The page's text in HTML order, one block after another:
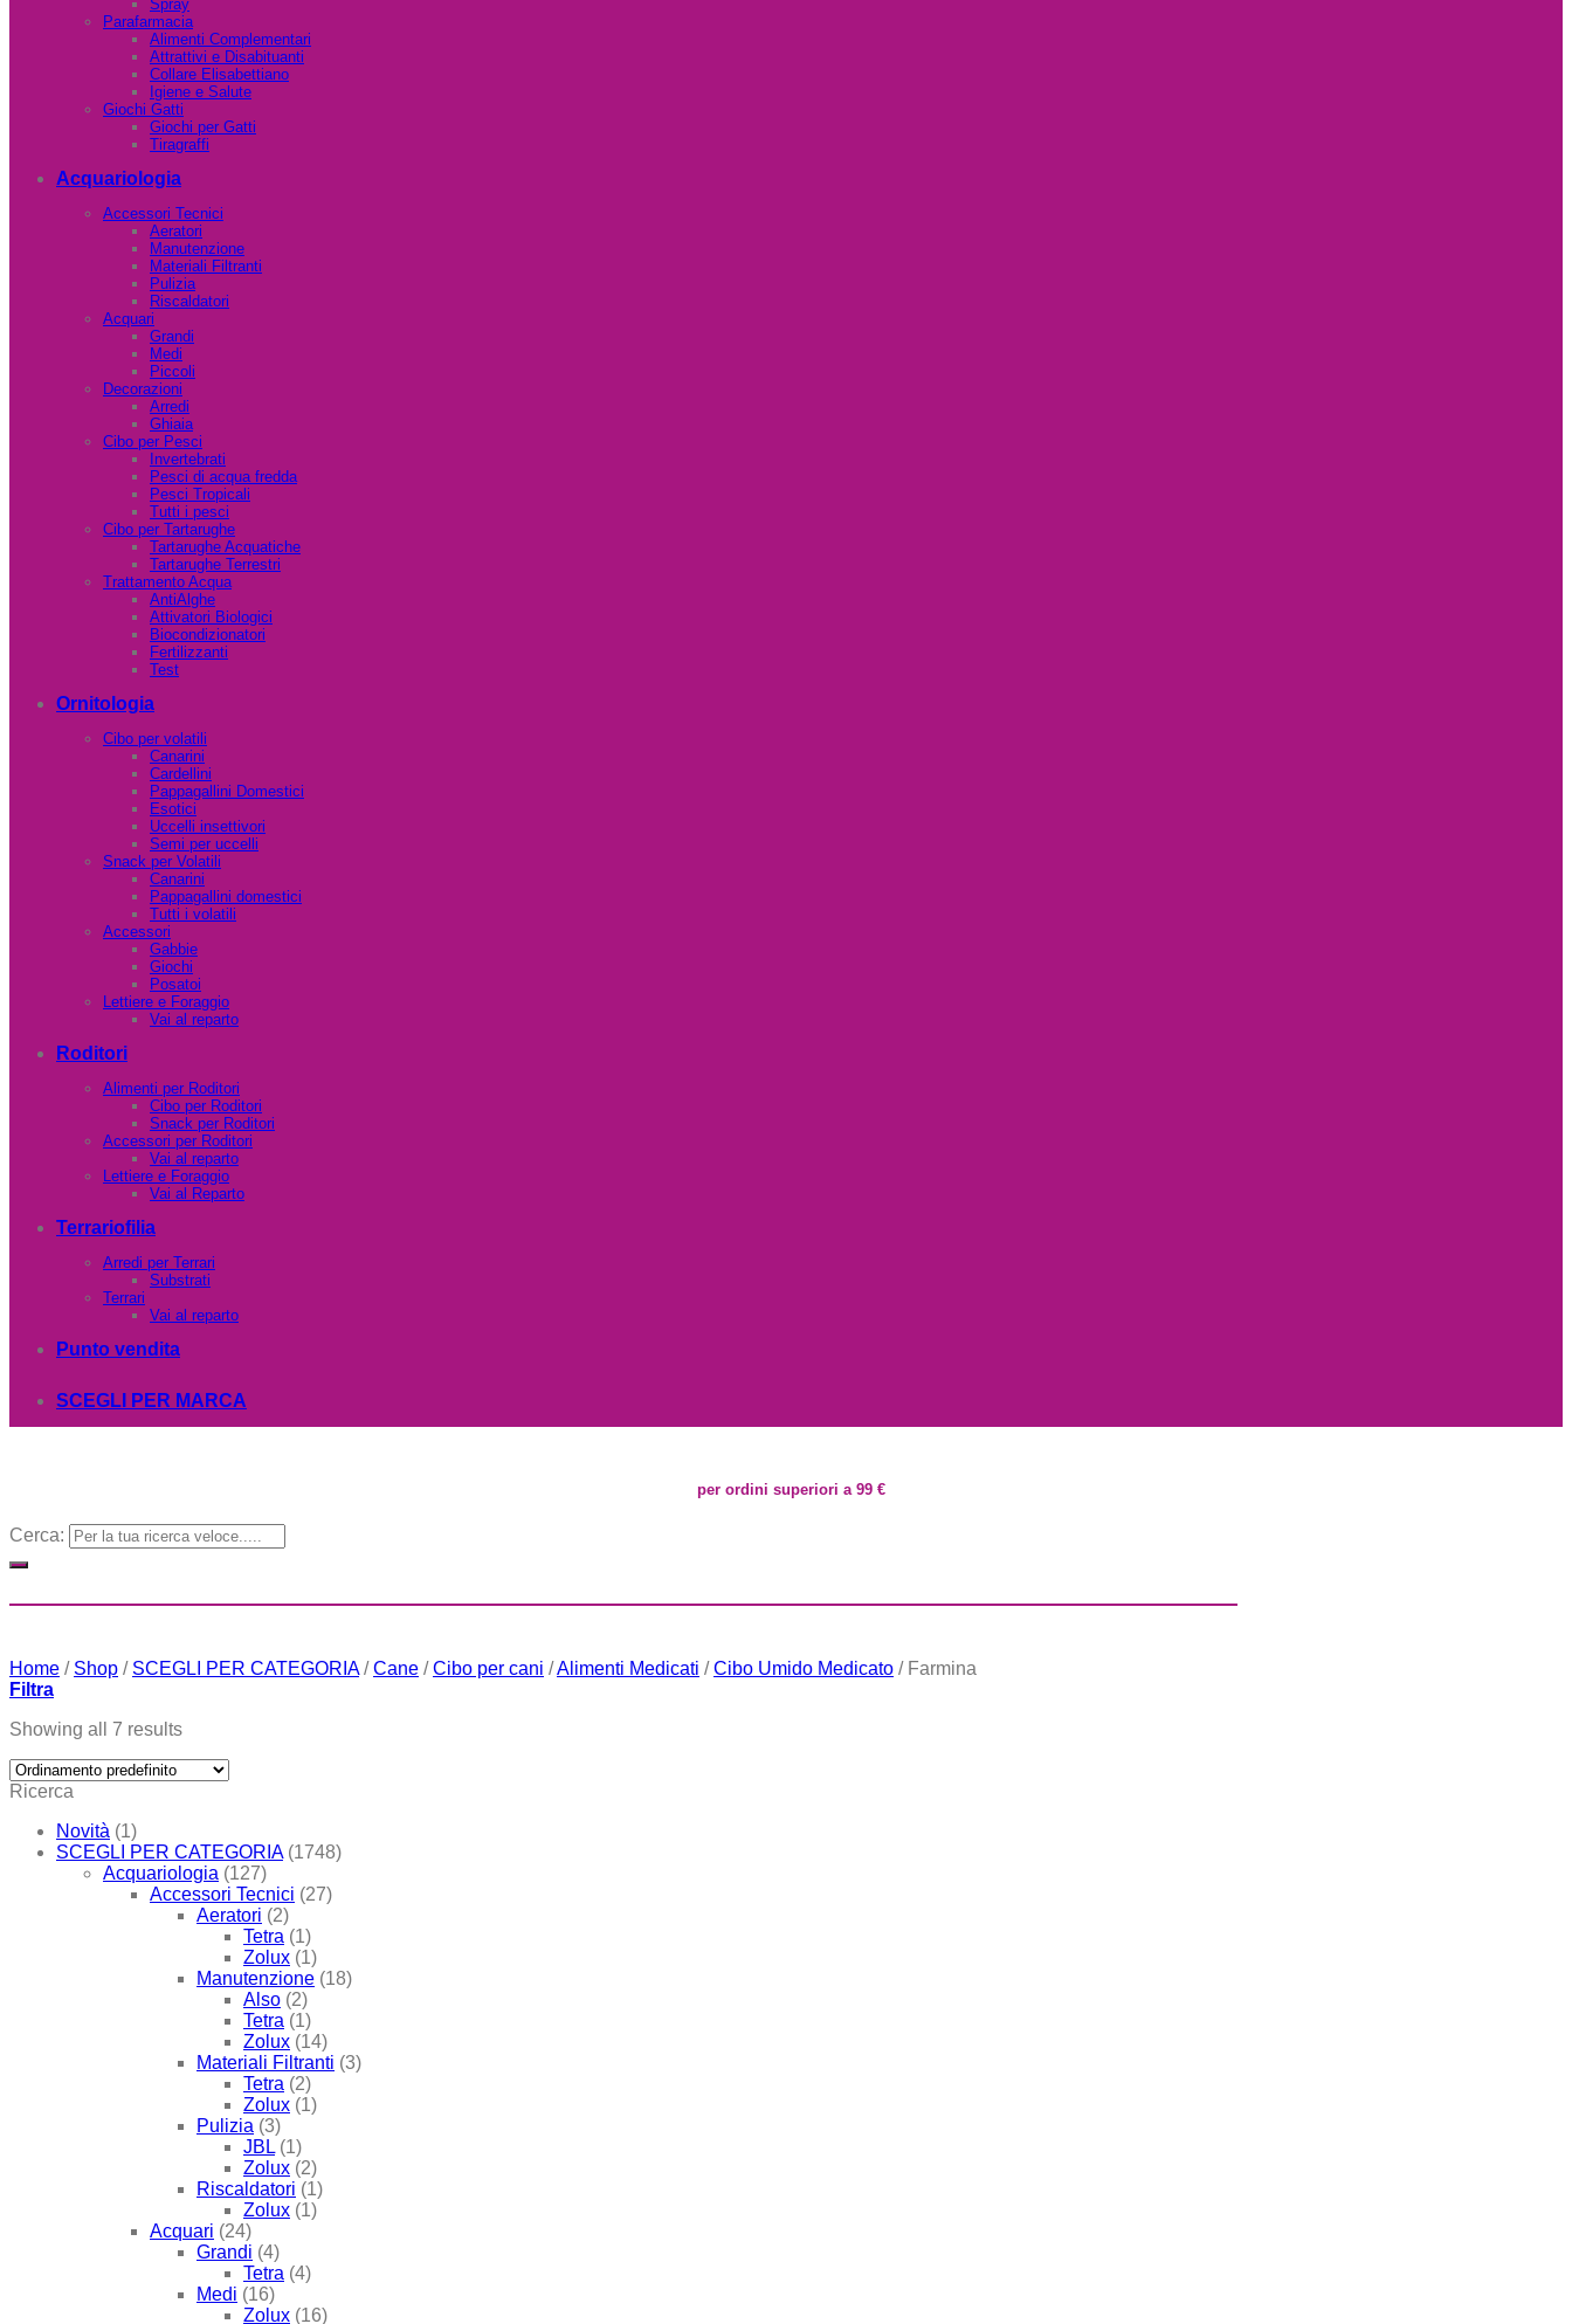
Spray
Parafarmacia
Alimenti Complementari
Attrattivi e Disabituanti
Collare Elisabettiano
Igiene e Salute
Giochi Gatti
Giochi per Gatti
Tiragraffi
Acquariologia
Accessori Tecnici
Aeratori
Manutenzione
Materiali Filtranti
Pulizia
Riscaldatori
Acquari
Grandi
Medi
Piccoli
Decorazioni
Arredi
Ghiaia
Cibo per Pesci
Invertebrati
Pesci di acqua fredda
Pesci Tropicali
Tutti i pesci
Cibo per Tartarughe
Tartarughe Acquatiche
Tartarughe Terrestri
Trattamento Acqua
AntiAlghe
Attivatori Biologici
Biocondizionatori
Fertilizzanti
Test
Ornitologia
Cibo per volatili
Canarini
Cardellini
Pappagallini Domestici
Esotici
Uccelli insettivori
Semi per uccelli
Snack per Volatili
Canarini
Pappagallini domestici
Tutti i volatili
Accessori
Gabbie
Giochi
Posatoi
Lettiere e Foraggio
Vai al reparto
Roditori
Alimenti per Roditori
Cibo per Roditori
Snack per Roditori
Accessori per Roditori
Vai al reparto
Lettiere e Foraggio
Vai al Reparto
Terrariofilia
Arredi per Terrari
Substrati
Terrari
Vai al reparto
Punto vendita
SCEGLI PER MARCA
per ordini superiori a 99 €
Cerca:
Home / Shop / SCEGLI PER CATEGORIA / Cane / Cibo per cani /Alimenti Medicati / Cibo Umido Medicato /Farmina
Filtra
Showing all 7 results
Ricerca
Novità (1)
SCEGLI PER CATEGORIA (1748)
Acquariologia (127)
Accessori Tecnici (27)
Aeratori (2)
Tetra (1)
Zolux (1)
Manutenzione (18)
Also (2)
Tetra (1)
Zolux (14)
Materiali Filtranti (3)
Tetra (2)
Zolux (1)
Pulizia (3)
JBL (1)
Zolux (2)
Riscaldatori (1)
Zolux (1)
Acquari (24)
Grandi (4)
Tetra (4)
Medi (16)
Zolux (16)